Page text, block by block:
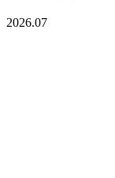
2026.07